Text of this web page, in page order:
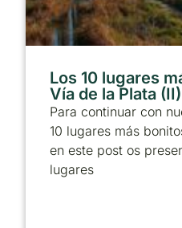
Los 10 lugares
Vía de la Plata (II)
Para continuar con
10 lugares más
en este post os
lugares